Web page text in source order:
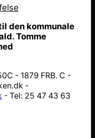
den kommunale
Tomme
- 1879 FRB. C -
-
- Tel: 25 47 43 63